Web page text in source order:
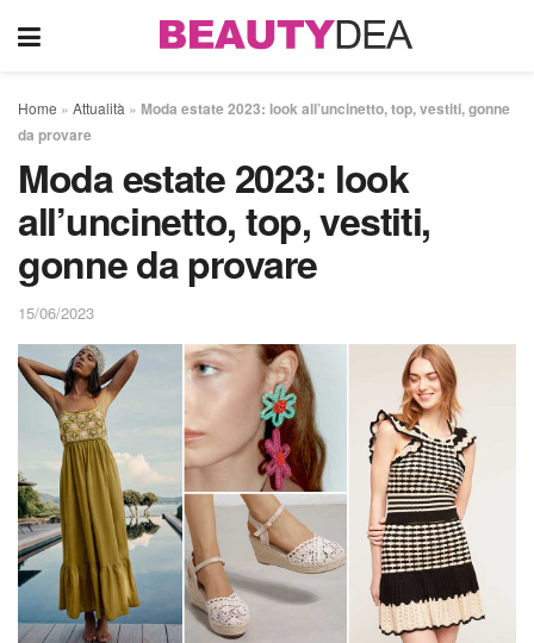
Home » Attualità » Moda estate 2023: look all’uncinetto, top, vestiti, gonne
da provare
Moda estate 2023: look
all’uncinetto, top, vestiti,
gonne da provare
15/06/2023